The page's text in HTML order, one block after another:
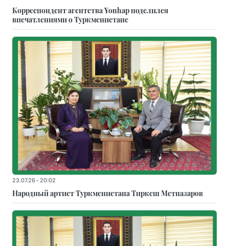
Корреспондент агентства Yonhap поделился
впечатлениями о Туркменистане
23.07.26 - 20:02
Народный артист Туркменистана Тиркеш Мeтназаров